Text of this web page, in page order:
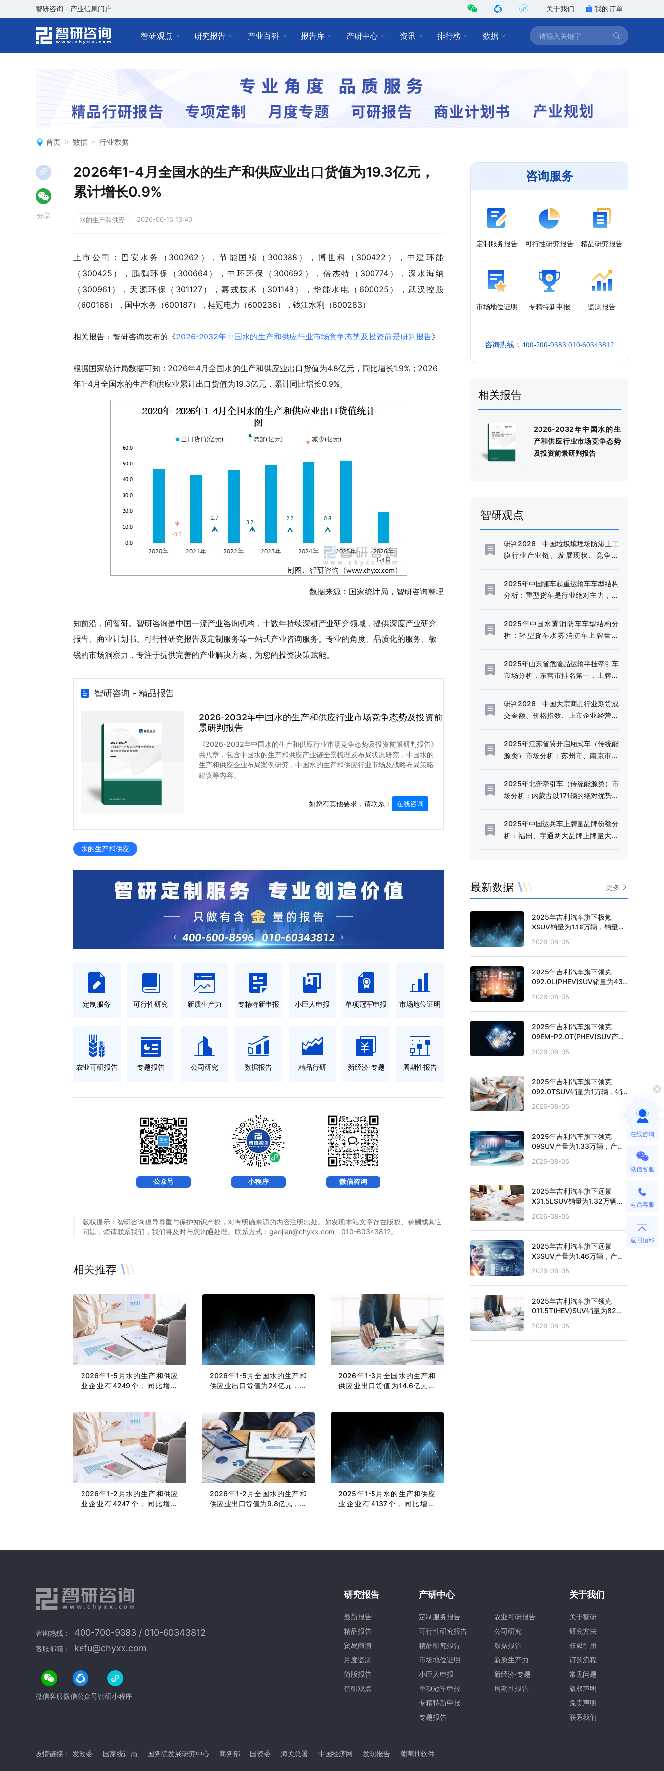
智研咨询 - 产业信息门户 关于我们 我的订单
智研观点 研究报告 产业百科 报告库 产研中心 资讯 排行榜 数据
首页 数据 行业数据
2026年1-4月全国水的生产和供应业出口货值为19.3亿元，
累计增长0.9%
水的生产和供应 2026-06-15 13:40
上市公司：巴安水务（300262），节能国祯（300388），博世科（300422），中建环能
（300425），鹏鹞环保（300664），中环环保（300692），倍杰特（300774），深水海纳
（300961），天源环保（301127），嘉戎技术（301148），华能水电（600025），武汉控股
（600168），国中水务（600187），桂冠电力（600236），钱江水利（600283）
相关报告：智研咨询发布的《2026-2032年中国水的生产和供应行业市场竞争态势及投资前景研判报告》
根据国家统计局数据可知：2026年4月全国水的生产和供应业出口货值为4.8亿元，同比增长1.9%；2026
年1-4月全国水的生产和供应业累计出口货值为19.3亿元，累计同比增长0.9%。
数据来源：国家统计局，智研咨询整理
知前沿，问智研。智研咨询是中国一流产业咨询机构，十数年持续深耕产业研究领域，提供深度产业研究
报告、商业计划书、可行性研究报告及定制服务等一站式产业咨询服务。专业的角度、品质化的服务、敏
锐的市场洞察力，专注于提供完善的产业解决方案，为您的投资决策赋能。
智研咨询 - 精品报告
2026-2032年中国水的生产和供应行业市场竞争态势及投资前
景研判报告
《2026-2032年中国水的生产和供应行业市场竞争态势及投资前景研判报告》
共八章，包含中国水的生产和供应产业链全景梳理及布局状况研究，中国水的
生产和供应企业布局案例研究，中国水的生产和供应行业市场及战略布局策略
建议等内容。
如您有其他要求，请联系： 在线咨询
水的生产和供应
定制服务 可行性研究 新质生产力 专精特新申报 小巨人申报 单项冠军申报 市场地位证明
农业可研报告 专题报告 公司研究 数据报告 精品行研 新经济·专题 周期性报告
公众号 小程序 微信咨询
版权提示：智研咨询倡导尊重与保护知识产权，对有明确来源的内容注明出处。如发现本站文章存在版权、稿酬或其它
问题，烦请联系我们，我们将及时与您沟通处理。联系方式：gaojian@chyxx.com、010-60343812。
相关推荐
2026年1-5月水的生产和供应
业企业有4249个，同比增长
2026年1-5月全国水的生产和
供应业出口货值为24亿元，累
2026年1-3月全国水的生产和
供应业出口货值为14.6亿元，
2026年1-2月水的生产和供应
业企业有4247个，同比增长
2026年1-2月全国水的生产和
供应业出口货值为9.8亿元，累
2025年1-5月水的生产和供应
业企业有4137个，同比增长
分享
咨询服务
定制服务报告 可行性研究报告 精品研究报告
市场地位证明 专精特新申报 监测报告
咨询热线：400-700-9383 010-60343812
相关报告
2026-2032年中国水的生
产和供应行业市场竞争态势
及投资前景研判报告
智研观点
研判2026！中国垃圾填埋场防渗土工
膜行业产业链、发展现状、竞争格
代，防渗土工膜成为垃圾填埋场核心
材料[图]
2025年中国随车起重运输车车型结构
分析：重型货车是行业绝对主力，市
2025年中国水雾消防车车型结构分
析：轻型货车水雾消防车上牌量为
2025年山东省危险品运输半挂牵引车
市场分析：东营市排名第一，上牌量
研判2026！中国大宗商品行业期货成
交金额、价格指数、上市企业经营分
和叠加美元走强，6月内BPI回调
4.49%[图]
2025年江苏省翼开启厢式车（传统能
源类）市场分析：苏州市、南京市、
2025年北奔牵引车（传统能源类）市
场分析：内蒙古以171辆的绝对优势占
2025年中国运兵车上牌量品牌份额分
析：福田、宇通两大品牌上牌量大幅
最新数据 更多
2025年吉利汽车旗下极氪
XSUV销量为1.16万辆，销量累
2026-08-05
2025年吉利汽车旗下领克
092.0L(PHEV)SUV销量为43
2026-08-05
2025年吉利汽车旗下领克
09EM-P2.0T(PHEV)SUV产量
59.4%
2026-08-05
2025年吉利汽车旗下领克
092.0TSUV销量为1万辆，销
2026-08-05
2025年吉利汽车旗下领克
09SUV产量为1.33万辆，产量
2026-08-05
2025年吉利汽车旗下远景
X31.5LSUV销量为1.32万辆，
2026-08-05
2025年吉利汽车旗下远景
X3SUV产量为1.46万辆，产量
2026-08-05
2025年吉利汽车旗下领克
011.5T(HEV)SUV销量为82
2026-08-05
在线咨询
微信客服
电话客服
返回顶部
咨询热线： 400-700-9383 / 010-60343812
客服邮箱： kefu@chyxx.com
微信客服微信公众号智研小程序
研究报告
最新报告
精品报告
贸易商情
月度监测
简版报告
智研观点
产研中心
定制服务报告
可行性研究报告
精品研究报告
市场地位证明
小巨人申报
单项冠军申报
专精特新申报
专题报告
农业可研报告
公司研究
数据报告
新质生产力
新经济·专题
周期性报告
关于我们
关于智研
研究方法
权威引用
订购流程
常见问题
版权声明
免责声明
联系我们
友情链接： 发改委 国家统计局 国务院发展研究中心 商务部 国资委 海关总署 中国经济网 发现报告 葡萄柚软件